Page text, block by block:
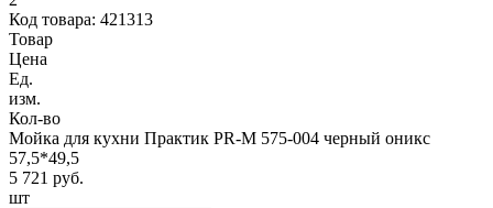
Код товара: 421313
Товар
Цена
Ед.
изм.
Кол-во
Мойка для кухни Практик PR-M 575-004 черный оникс
57,5*49,5
5 721 руб.
шт